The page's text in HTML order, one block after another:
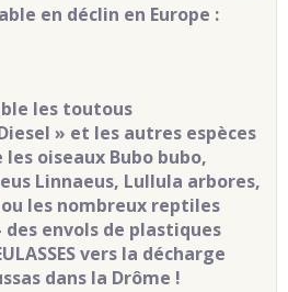
en déclin en Europe :
les toutous
» et les autres espèces
oiseaux Bubo bubo,
Linnaeus, Lullula arbores,
les nombreux reptiles
envols de plastiques
vers la décharge
dans la Drôme !